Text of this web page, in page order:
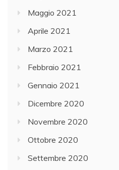
Maggio 2021
Aprile 2021
Marzo 2021
Febbraio 2021
Gennaio 2021
Dicembre 2020
Novembre 2020
Ottobre 2020
Settembre 2020